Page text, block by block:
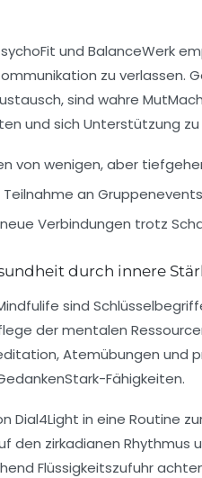
und BalanceWerk
zu verlassen.
sind wahre
und sich Unterstützung
von wenigen, aber
an
Verbindungen trotz
durch innere
sind
der mentalen
Atemübungen und
Fähigkeiten.
Dial4Light in eine Routine
den zirkadianen Rhythmus
Flüssigkeitszufuhr